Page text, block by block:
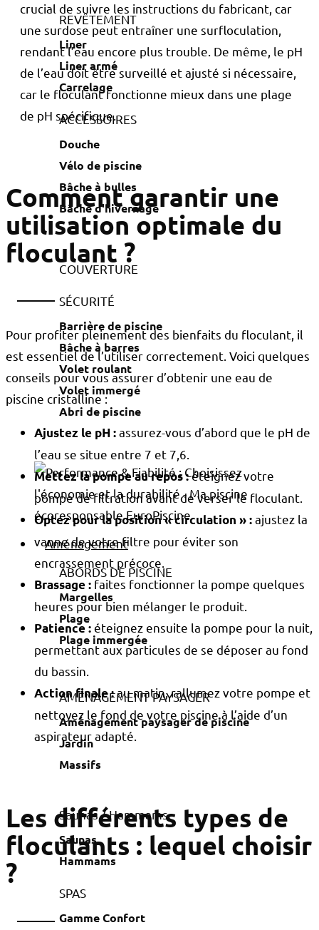
REVÊTEMENT
Liner
Liner armé
Carrelage
ACCESSOIRES
Douche
Vélo de piscine
Bâche à bulles
Bâche d'hivernage
COUVERTURE
SÉCURITÉ
Barrière de piscine
Bâche à barres
Volet roulant
Volet immergé
Abri de piscine
Aménagement
ABORDS DE PISCINE
Margelles
Plage
Plage immergée
AMÉNAGEMENT PAYSAGER
Aménagement paysager de piscine
Jardin
Massifs
Saunas / Hammams
Saunas
Hammams
SPAS
Gamme Confort
crucial de suivre les instructions du fabricant, car
une surdose peut entraîner une surfloculation,
rendant l’eau encore plus trouble. De même, le pH
de l’eau doit être surveillé et ajusté si nécessaire,
car le floculant fonctionne mieux dans une plage
de pH spécifique.
Comment garantir une
utilisation optimale du
floculant ?
Pour profiter pleinement des bienfaits du floculant, il
est essentiel de l’utiliser correctement. Voici quelques
conseils pour vous assurer d’obtenir une eau de
piscine cristalline :
Ajustez le pH:assurez-vous d’abord que le pH de
l’eau se situe entre 7 et 7,6.
Mettez la pompe au repos:éteignez votre
pompe de filtration avant de verser le floculant.
Optez pour la position « circulation »:ajustez la
vanne de votre filtre pour éviter son
encrassement précoce.
Brassage: faites fonctionner la pompe quelques
heures pour bien mélanger le produit.
Patience:éteignez ensuite la pompe pour la nuit,
permettant aux particules de se déposer au fond
du bassin.
Action finale:au matin, rallumez votre pompe et
nettoyez le fond de votre piscine à l’aide d’un
aspirateur adapté.
Les différents types de
floculants : lequel choisir
?